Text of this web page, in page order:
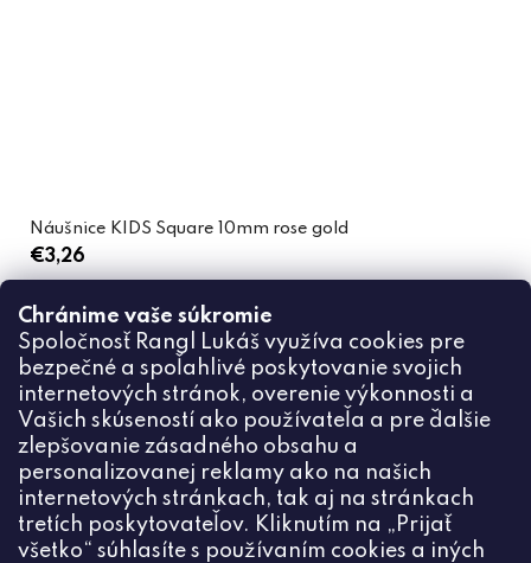
Chránime vaše súkromie
Spoločnosť Rangl Lukáš využíva cookies pre
bezpečné a spoľahlivé poskytovanie svojich
internetových stránok, overenie výkonnosti a
Vašich skúseností ako používateľa a pre ďalšie
zlepšovanie zásadného obsahu a
personalizovanej reklamy ako na našich
internetových stránkach, tak aj na stránkach
tretích poskytovateľov. Kliknutím na „Prijať
všetko“ súhlasíte s používaním cookies a iných
Náušnice KIDS Square 10mm rose gold
€3,26
DO KOŠÍKA